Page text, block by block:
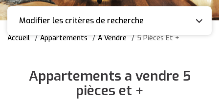
Modifier les critères de recherche
Accueil Appartements A Vendre 5 Pièces Et +
Appartements a vendre 5
pièces et +